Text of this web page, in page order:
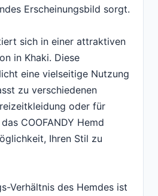
Erscheinungsbild sorgt.
sich in einer attraktiven
in Khaki. Diese
eine vielseitige Nutzung
zu verschiedenen
oder für
COOFANDY Hemd
Ihren Stil zu
Verhältnis des Hemdes ist